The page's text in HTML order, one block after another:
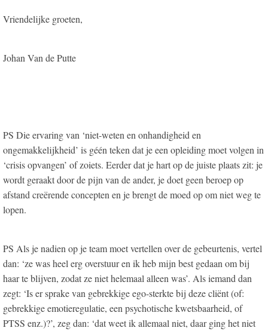
Vriendelijke groeten,
Johan Van de Putte
PS Die ervaring van ‘niet-weten en onhandigheid en
ongemakkelijkheid’ is géén teken dat je een opleiding moet volgen in
‘crisis opvangen’ of zoiets. Eerder dat je hart op de juiste plaats zit: je
wordt geraakt door de pijn van de ander, je doet geen beroep op
afstand creërende concepten en je brengt de moed op om niet weg te
lopen.
PS Als je nadien op je team moet vertellen over de gebeurtenis, vertel
dan: ‘ze was heel erg overstuur en ik heb mijn best gedaan om bij
haar te blijven, zodat ze niet helemaal alleen was’. Als iemand dan
zegt: ‘Is er sprake van gebrekkige ego-sterkte bij deze cliënt (of:
gebrekkige emotieregulatie, een psychotische kwetsbaarheid, of
PTSS enz.)?’, zeg dan: ‘dat weet ik allemaal niet, daar ging het niet